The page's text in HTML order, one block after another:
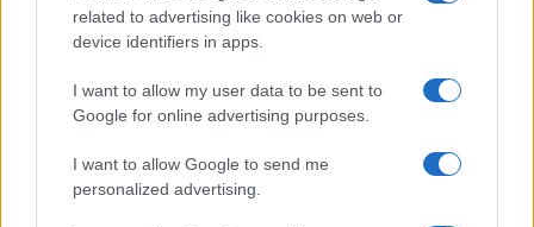
related to advertising like cookies on web or
device identifiers in apps.
I want to allow my user data to be sent to
Google for online advertising purposes.
I want to allow Google to send me
personalized advertising.
Αναφορικά με τον ΦΠΑ θα παραταθεί έως το τέλος του
2022 ο μειωμένος συντελεστής σε Εστίαση, Τουρισμό,
Μεταφορές. Επίσης στο τραπέζι βρίσκεται η μείωση του
ΦΠΑ από το 13% στο 6% σε βασικά προϊόντα (ψωμί, γάλα,
Ειδήσεις σήμερα